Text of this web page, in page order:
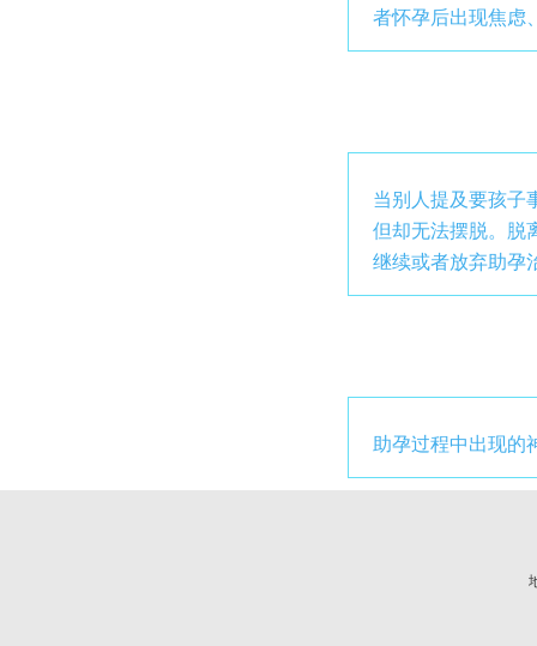
者怀孕后出现焦虑
当别人提及要孩子
但却无法摆脱。脱
继续或者放弃助孕
助孕过程中出现的